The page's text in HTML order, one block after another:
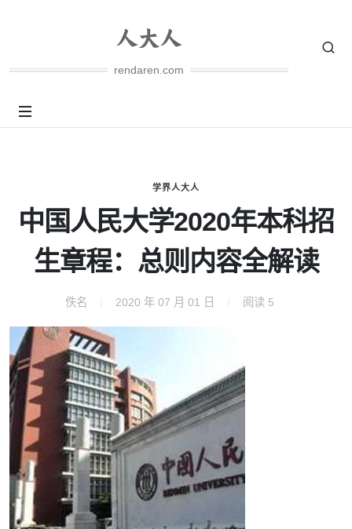
rendaren.com
学界人大人
中国人民大学2020年本科招
生章程：总则内容全解读
佚名 2020 年 07 月 01 日 阅读 5